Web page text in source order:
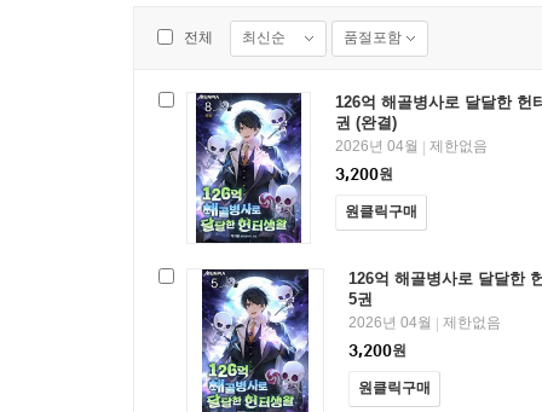
전체 최신순 품절포함
126억 해골병사로 달달한 헌
권 (완결)
2026년 04월
제한없음
3,200원
원클릭구매
126억 해골병사로 달달한
5권
2026년 04월
제한없음
3,200원
원클릭구매